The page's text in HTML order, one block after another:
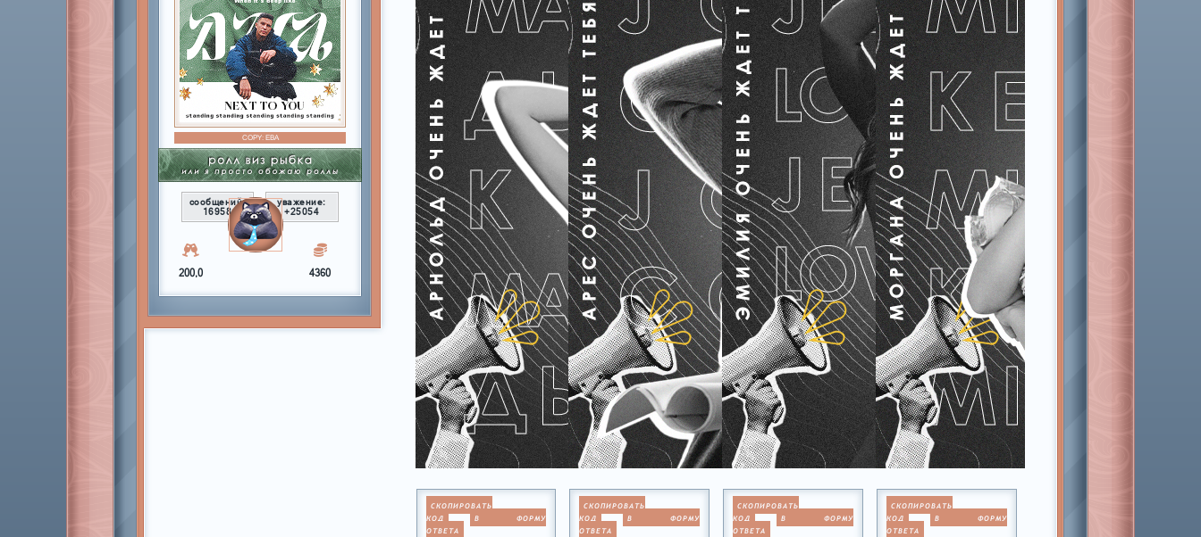
COPY:ЕВА
сообщений:
16958
уважение:
+25054
200,0 4360
СКОПИРОВАТЬ
КОД
В ФОРМУ
ОТВЕТА
СКОПИРОВАТЬ
КОД
В ФОРМУ
ОТВЕТА
СКОПИРОВАТЬ
КОД
В ФОРМУ
ОТВЕТА
СКОПИРОВАТЬ
КОД
В ФОРМУ
ОТВЕТА